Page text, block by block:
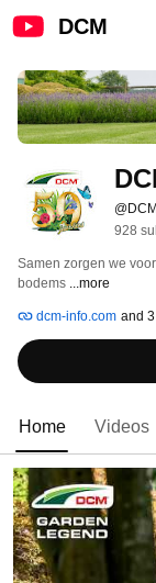
DCM
928
Samen zorgen we
bodems ...more
dcm-info.com and
Home Videos